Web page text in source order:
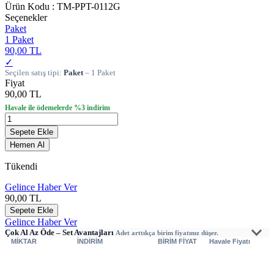
Ürün Kodu : TM-PPT-0112G
Seçenekler
Paket
1 Paket
90,00 TL
✓
Seçilen satış tipi: Paket – 1 Paket
Fiyat
90,00 TL
Havale ile ödemelerde %3 indirim
Sepete Ekle
Hemen Al
Tükendi
Gelince Haber Ver
90,00 TL
Sepete Ekle
Gelince Haber Ver
Çok Al Az Öde – Set Avantajları Adet arttıkça birim fiyatınız düşer.
MİKTAR
İNDİRİM BİRİM FİYAT Havale Fiyatı